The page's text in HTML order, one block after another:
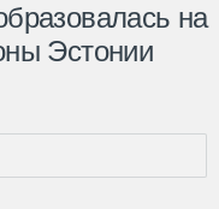
на
Эстонии